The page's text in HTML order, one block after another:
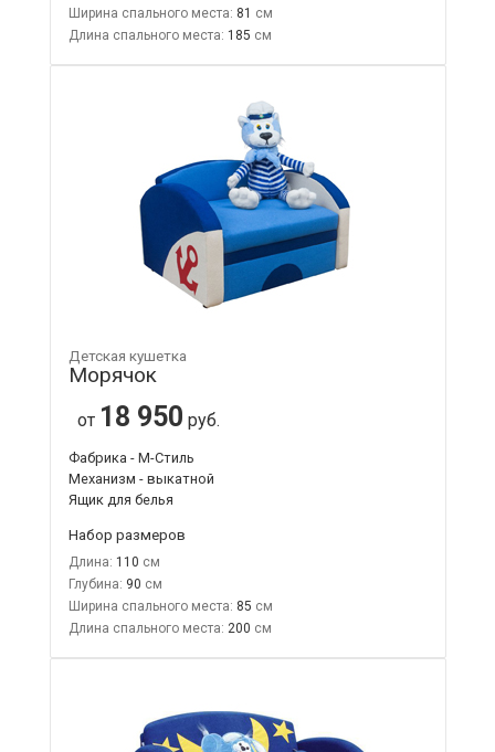
Ширина спального места: 81
Длина спального места: 185
Детская кушетка
Морячок
от 18 950 руб.
Фабрика - М-Стиль
Механизм - выкатной
Ящик для белья
Набор размеров
Длина: 110
Глубина: 90
Ширина спального места: 85
Длина спального места: 200